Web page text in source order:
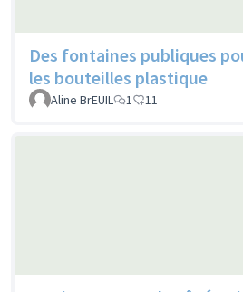
Des fontaines publiques
les bouteilles plastique
Aline BrEUIL 1 11